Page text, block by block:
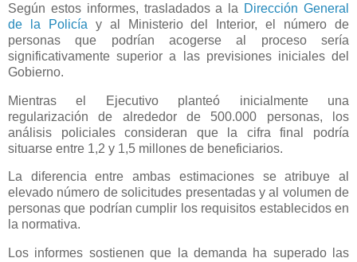
Según estos informes, trasladados a la Dirección General
de la Policía y al Ministerio del Interior, el número de
personas que podrían acogerse al proceso sería
significativamente superior a las previsiones iniciales del
Gobierno.
Mientras el Ejecutivo planteó inicialmente una
regularización de alrededor de 500.000 personas, los
análisis policiales consideran que la cifra final podría
situarse entre 1,2 y 1,5 millones de beneficiarios.
La diferencia entre ambas estimaciones se atribuye al
elevado número de solicitudes presentadas y al volumen de
personas que podrían cumplir los requisitos establecidos en
la normativa.
Los informes sostienen que la demanda ha superado las